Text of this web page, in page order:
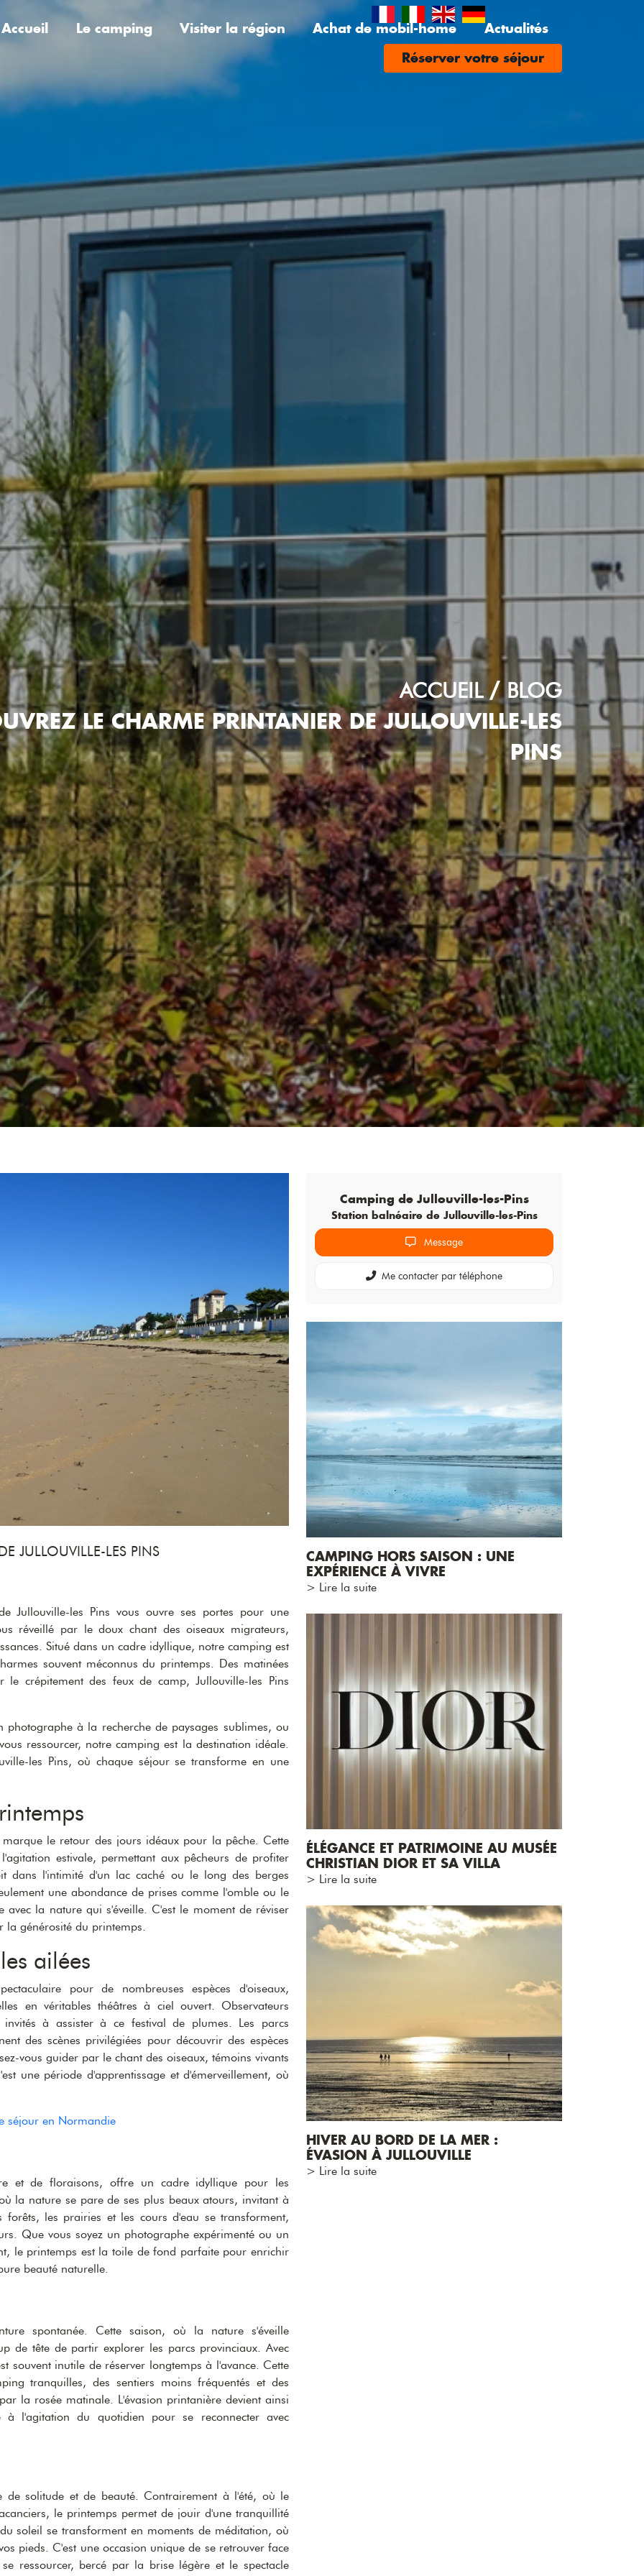
Accueil Le camping Visiter la région Achat de mobil-home
Actualités
Réserver votre séjour
ACCUEIL BLOG
LE CHARME PRINTANIER DE JULLOUVILLE-LES
PINS
JULLOUVILLE-LES PINS
les Pins vous ouvre ses portes pour une
réveillé par le doux chant des oiseaux migrateurs,
Situé dans un cadre idyllique, notre camping est
souvent méconnus du printemps. Des matinées
le crépitement des feux de camp, Jullouville-les Pins
à la recherche de paysages sublimes, ou
ressourcer, notre camping est la destination idéale.
les Pins, où chaque séjour se transforme en une
le retour des jours idéaux pour la pêche. Cette
estivale, permettant aux pêcheurs de profiter
dans l'intimité d'un lac caché ou le long des berges
une abondance de prises comme l'omble ou le
la nature qui s'éveille. C'est le moment de réviser
la générosité du printemps.
ailées
pour de nombreuses espèces d'oiseaux,
en véritables théâtres à ciel ouvert. Observateurs
à assister à ce festival de plumes. Les parcs
des scènes privilégiées pour découvrir des espèces
vous guider par le chant des oiseaux, témoins vivants
une période d'apprentissage et d'émerveillement, où
séjour en Normandie
et de floraisons, offre un cadre idyllique pour les
la nature se pare de ses plus beaux atours, invitant à
forêts, les prairies et les cours d'eau se transforment,
Que vous soyez un photographe expérimenté ou un
le printemps est la toile de fond parfaite pour enrichir
beauté naturelle.
spontanée. Cette saison, où la nature s'éveille
de tête de partir explorer les parcs provinciaux. Avec
souvent inutile de réserver longtemps à l'avance. Cette
tranquilles, des sentiers moins fréquentés et des
la rosée matinale. L'évasion printanière devient ainsi
à l'agitation du quotidien pour se reconnecter avec
de solitude et de beauté. Contrairement à l'été, où le
le printemps permet de jouir d'une tranquillité
soleil se transforment en moments de méditation, où
pieds. C'est une occasion unique de se retrouver face
ressourcer, bercé par la brise légère et le spectacle
Camping de Jullouville-les-Pins
Station balnéaire de Jullouville-les-Pins
Message
Me contacter par téléphone
CAMPING HORS SAISON : UNE
EXPÉRIENCE À VIVRE
> Lire la suite
ÉLÉGANCE ET PATRIMOINE AU MUSÉE
CHRISTIAN DIOR ET SA VILLA
> Lire la suite
HIVER AU BORD DE LA MER :
ÉVASION À JULLOUVILLE
> Lire la suite